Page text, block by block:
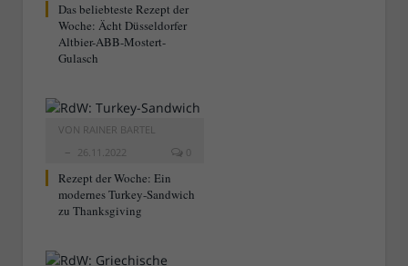
Das beliebteste Rezept der
Woche: Ächt Düsseldorfer
Altbier-ABB-Mostert-
Gulasch
VON RAINER BARTEL
26.11.2022
0
Rezept der Woche: Ein
modernes Turkey-Sandwich
zu Thanksgiving